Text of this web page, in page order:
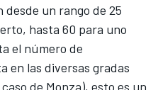
desde un rango de 25
hasta 60 para uno
el número de
en las diversas gradas
de Monza), esto es un